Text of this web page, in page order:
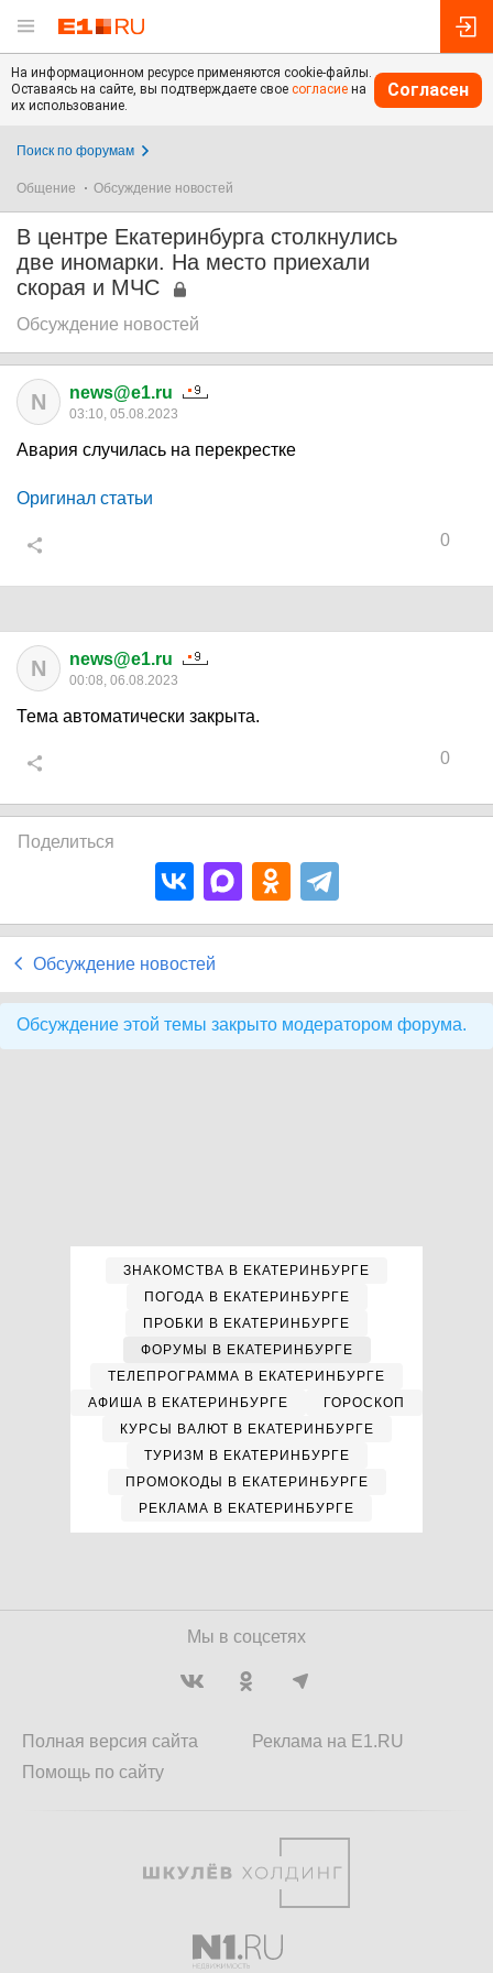
На информационном ресурсе применяются cookie-файлы.
Оставаясь на сайте, вы подтверждаете свое согласие на
их использование.
Согласен
Поиск по форумам
Общение Обсуждение новостей
В центре Екатеринбурга столкнулись
две иномарки. На место приехали
скорая и МЧС
Обсуждение новостей
N news@e1.ru
03:10, 05.08.2023
Авария случилась на перекрестке
Оригинал статьи
0
N news@e1.ru
00:08, 06.08.2023
Тема автоматически закрыта.
0
Поделиться
Обсуждение новостей
Обсуждение этой темы закрыто модератором форума.
ЗНАКОМСТВА В ЕКАТЕРИНБУРГЕ
ПОГОДА В ЕКАТЕРИНБУРГЕ
ПРОБКИ В ЕКАТЕРИНБУРГЕ
ФОРУМЫ В ЕКАТЕРИНБУРГЕ
ТЕЛЕПРОГРАММА В ЕКАТЕРИНБУРГЕ
АФИША В ЕКАТЕРИНБУРГЕ
ГОРОСКОП
КУРСЫ ВАЛЮТ В ЕКАТЕРИНБУРГЕ
ТУРИЗМ В ЕКАТЕРИНБУРГЕ
ПРОМОКОДЫ В ЕКАТЕРИНБУРГЕ
РЕКЛАМА В ЕКАТЕРИНБУРГЕ
Мы в соцсетях
Полная версия сайта
Помощь по сайту
Реклама на E1.RU